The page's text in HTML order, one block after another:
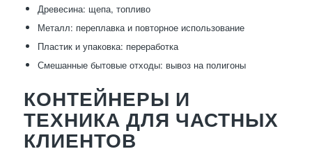
Древесина: щепа, топливо
Металл: переплавка и повторное использование
Пластик и упаковка: переработка
Смешанные бытовые отходы: вывоз на полигоны
КОНТЕЙНЕРЫ И
ТЕХНИКА ДЛЯ ЧАСТНЫХ
КЛИЕНТОВ